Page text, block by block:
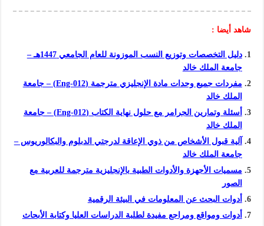
شاهد أيضا :
دليل التخصصات وتوزيع النسب الموزونة للعام الجامعي 1447هـ –
جامعة الملك خالد
مفردات جميع وحدات مادة الإنجليزي مترجمة (Eng-012) – جامعة
الملك خالد
أسئلة وتمارين الجرامر مع حلول نهاية الكتاب (Eng-012) – جامعة
الملك خالد
آلية قبول الأشخاص من ذوي الإعاقة لدرجتي الدبلوم والبكالوريوس –
جامعة الملك خالد
مسميات الأجهزة والأدوات الطبية بالإنجليزية مترجمة للعربية مع
الصور
أدوات البحث عن المعلومات في البيئة الرقمية
أدوات ومواقع ومراجع مفيدة لطلبة الدراسات العليا وكتابة الأبحاث